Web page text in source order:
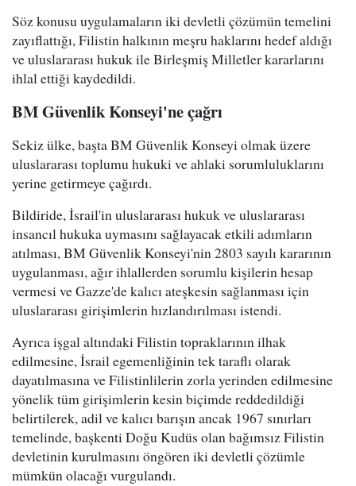
Söz konusu uygulamaların iki devletli çözümün temelini
zayıflattığı, Filistin halkının meşru haklarını hedef aldığı
ve uluslararası hukuk ile Birleşmiş Milletler kararlarını
ihlal ettiği kaydedildi.
BM Güvenlik Konseyi'ne çağrı
Sekiz ülke, başta BM Güvenlik Konseyi olmak üzere
uluslararası toplumu hukuki ve ahlaki sorumluluklarını
yerine getirmeye çağırdı.
Bildiride, İsrail'in uluslararası hukuk ve uluslararası
insancıl hukuka uymasını sağlayacak etkili adımların
atılması, BM Güvenlik Konseyi'nin 2803 sayılı kararının
uygulanması, ağır ihlallerden sorumlu kişilerin hesap
vermesi ve Gazze'de kalıcı ateşkesin sağlanması için
uluslararası girişimlerin hızlandırılması istendi.
Ayrıca işgal altındaki Filistin topraklarının ilhak
edilmesine, İsrail egemenliğinin tek taraflı olarak
dayatılmasına ve Filistinlilerin zorla yerinden edilmesine
yönelik tüm girişimlerin kesin biçimde reddedildiği
belirtilerek, adil ve kalıcı barışın ancak 1967 sınırları
temelinde, başkenti Doğu Kudüs olan bağımsız Filistin
devletinin kurulmasını öngören iki devletli çözümle
mümkün olacağı vurgulandı.